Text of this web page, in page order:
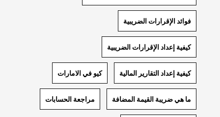
فوائد الإقرارات الضريبية
كيفية إعداد الإقرارات الضريبية
كيفية إعداد التقارير المالية كيو في الامارات
ما هي ضريبة القيمة المضافة مراجعة الحسابات